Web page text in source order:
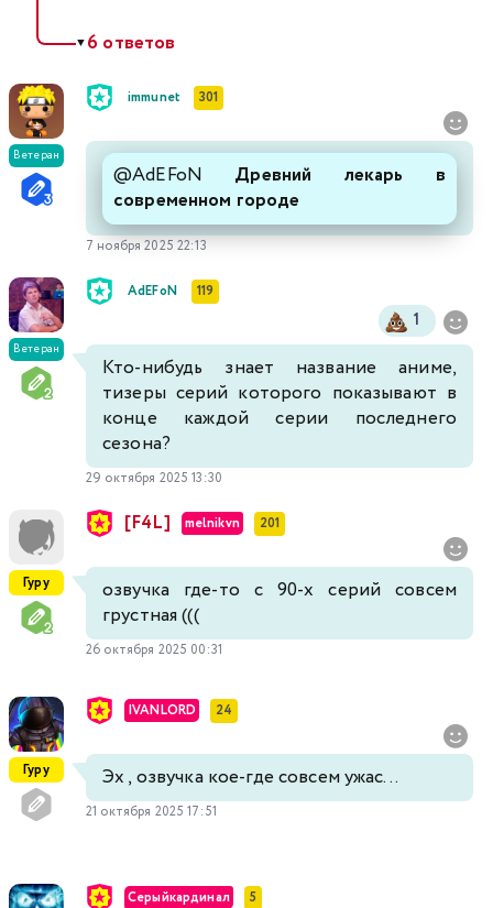
▼6 ответов
Ветеран
immunet 301
@AdEFoN
Древний лекарь в
современном городе
7 ноября 2025 22:13
Ветеран
AdEFoN 119
1
Кто-нибудь знает название аниме,
тизеры серий которого показывают в
конце каждой серии последнего
сезона?
29 октября 2025 13:30
Гуру
[F4L] melnikvn 201
озвучка где-то с 90-х серий совсем
грустная (((
26 октября 2025 00:31
Гуру
IVANLORD 24
Эх , озвучка кое-где совсем ужас...
21 октября 2025 17:51
Серыйкардинал 5